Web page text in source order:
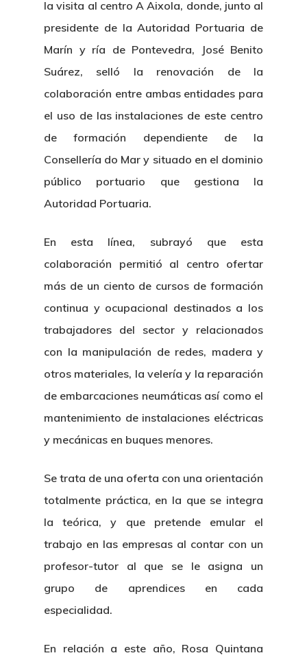
la visita al centro A Aixola, donde, junto al
presidente de la Autoridad Portuaria de
Marín y ría de Pontevedra, José Benito
Suárez, selló la renovación de la
colaboración entre ambas entidades para
el uso de las instalaciones de este centro
de formación dependiente de la
Consellería do Mar y situado en el dominio
público portuario que gestiona la
Autoridad Portuaria.
En esta línea, subrayó que esta
colaboración permitió al centro ofertar
más de un ciento de cursos de formación
continua y ocupacional destinados a los
trabajadores del sector y relacionados
con la manipulación de redes, madera y
otros materiales, la velería y la reparación
de embarcaciones neumáticas así como el
mantenimiento de instalaciones eléctricas
y mecánicas en buques menores.
Se trata de una oferta con una orientación
totalmente práctica, en la que se integra
la teórica, y que pretende emular el
trabajo en las empresas al contar con un
profesor-tutor al que se le asigna un
grupo de aprendices en cada
especialidad.
En relación a este año, Rosa Quintana